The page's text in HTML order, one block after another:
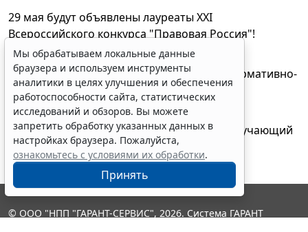
29 мая будут объявлены лауреаты XXI
Всероссийского конкурса "Правовая Россия"!
27 мая 2026
AI-ассистент Искра теперь анализирует нормативно-
техническую документацию
28 апреля 2026
"ГАРАНТ Электронный экспресс" провел обучающий
вебинар по работе с AI-ассистентом Искра
23 апреля 2026
Мы обрабатываем локальные данные
браузера и используем инструменты
аналитики в целях улучшения и обеспечения
работоспособности сайта, статистических
исследований и обзоров. Вы можете
запретить обработку указанных данных в
настройках браузера. Пожалуйста,
ознакомьтесь с условиями их обработки.
Принять
© ООО "НПП "ГАРАНТ-СЕРВИС", 2026. Система ГАРАНТ